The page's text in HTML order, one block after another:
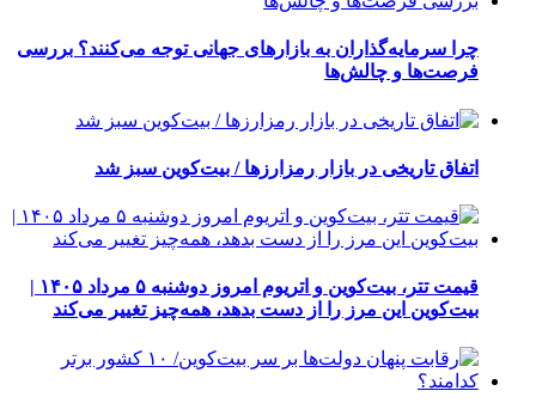
چرا سرمایه‌گذاران به بازارهای جهانی توجه می‌کنند؟ بررسی
فرصت‌ها و چالش‌ها
اتفاق تاریخی در بازار رمزارزها / بیت‌کوین سبز شد
بیت‌کوین این مرز را از دست بدهد، همه‌چیز تغییر می‌کند